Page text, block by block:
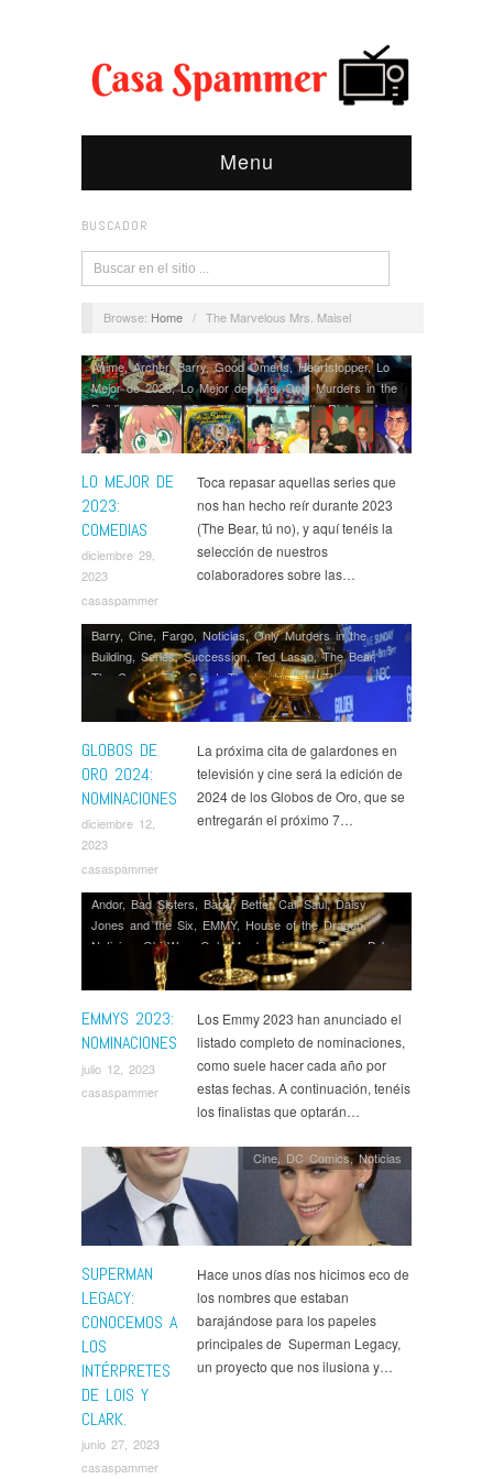
Menu
BUSCADOR
Browse: Home / The Marvelous Mrs. Maisel
LO MEJOR DE
2023:
COMEDIAS
diciembre 29,
2023
casaspammer
Anime,Archer,Barry,Good Omens,Heartstopper,Lo
Mejor de 2023,Lo Mejor del Año,Only Murders in the
Building,Opinión,Our Flag Means Death,Rick and
Morty,Series,Spy x Family,Ted Lasso,The Bear,The
Marvelous Mrs. Maisel
Toca repasar aquellas series que
nos han hecho reír durante 2023
(The Bear, tú no), y aquí tenéis la
selección de nuestros
colaboradores sobre las…
GLOBOS DE
ORO 2024:
NOMINACIONES
diciembre 12,
2023
casaspammer
Barry, Cine, Fargo, Noticias,Only Murders in the
Building, Series,Succession,Ted Lasso,The Bear,
The Crown,The Great,The Last of Us,The
Marvelous Mrs. Maisel,The Morning Show
La próxima cita de galardones en
televisión y cine será la edición de
2024 de los Globos de Oro, que se
entregarán el próximo 7…
EMMYS 2023:
NOMINACIONES
julio 12, 2023
casaspammer
Andor, Bad Sisters, Barry,Better Call Saul,Daisy
Jones and the Six, EMMY, House of the Dragon,
Noticias
Obi Wan Only Murders in the Building
Poker
Premios Series,Shrinking,Star Wars
Succession,Ted Lasso,The Bear,The Crown,The
Maisel, The White Lotus,Wednesday ,Yellowjackets
Los Emmy 2023 han anunciado el
listado completo de nominaciones,
como suele hacer cada año por
estas fechas. A continuación, tenéis
los finalistas que optarán…
SUPERMAN
LEGACY:
CONOCEMOS A
LOS
INTÉRPRETES
DE LOIS Y
CLARK.
junio 27, 2023
casaspammer
Cine, DC Comics,Noticias
Hace unos días nos hicimos eco de
los nombres que estaban
barajándose para los papeles
principales de Superman Legacy,
un proyecto que nos ilusiona y…